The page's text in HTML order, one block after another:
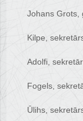
Johans Grots,
Kilpe,
Adolfi,
Fogels,
Ūlihs,